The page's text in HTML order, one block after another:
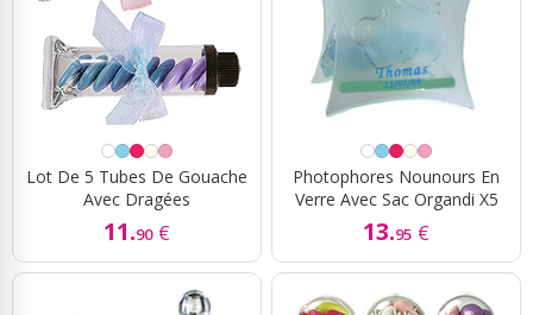
Lot De 5 Tubes De Gouache
Avec Dragées
11.90 €
Photophores Nounours En
Verre Avec Sac Organdi X5
13.95 €